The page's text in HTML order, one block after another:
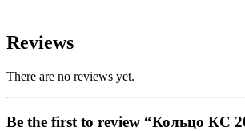
Reviews
There are no reviews yet.
Be the first to review “Кольцо КС